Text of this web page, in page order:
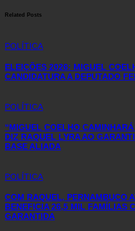
Related Posts
POLÍTICA
ELEIÇÕES 2026: MIGUEL
CANDIDATURA A DEPUTADO
POLÍTICA
“MIGUEL COELHO
DIZ RAQUEL LYRA AO
BASE ALIADA
POLÍTICA
COM RAQUEL, PERNAMBUCO
BENEFICIA 26,5 MIL FAMÍLIAS
GARANTIDA